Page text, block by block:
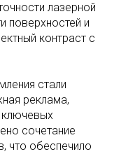
лазерной
поверхностей и
контраст с
стали
реклама,
сочетание
что обеспечило